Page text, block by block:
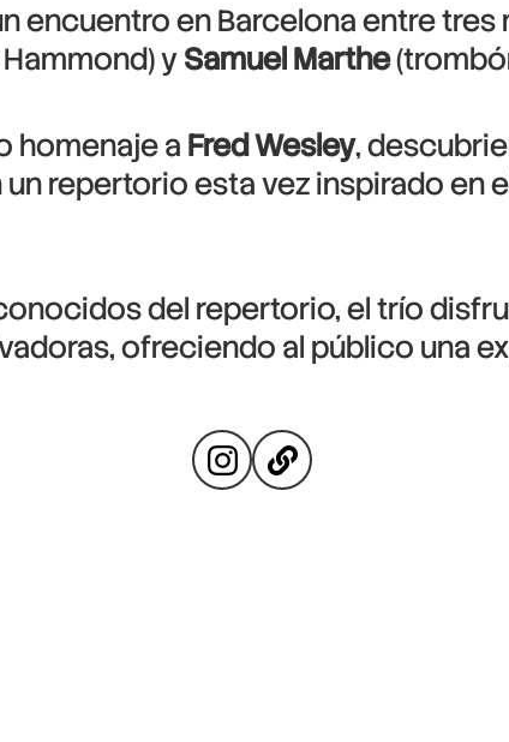
encuentro en Barcelona entre tres
ySamuel Marthe
homenaje a Fred Wesley,
repertorio esta vez inspirado en
del repertorio, el trío
ofreciendo al público una